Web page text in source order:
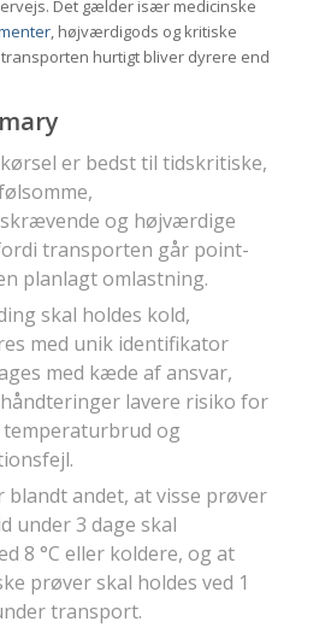
Det gælder især medicinske
, højværdigods og kritiske
hurtigt bliver dyrere end
er bedst til tidskritiske,
og højværdige
transporten går point-
planlagt omlastning.
skal holdes kold,
med unik identifikator
med kæde af ansvar,
lavere risiko for
og
blandt andet, at visse prøver
under 3 dage skal
8 °C eller koldere, og at
prøver skal holdes ved 1
transport.